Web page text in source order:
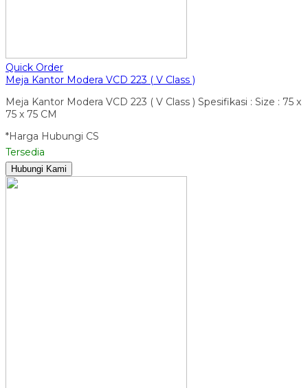
Quick Order
Meja Kantor Modera VCD 223 ( V Class )
Meja Kantor Modera VCD 223 ( V Class ) Spesifikasi : Size : 75 x
75 x 75 CM
*Harga Hubungi CS
Tersedia
Hubungi Kami